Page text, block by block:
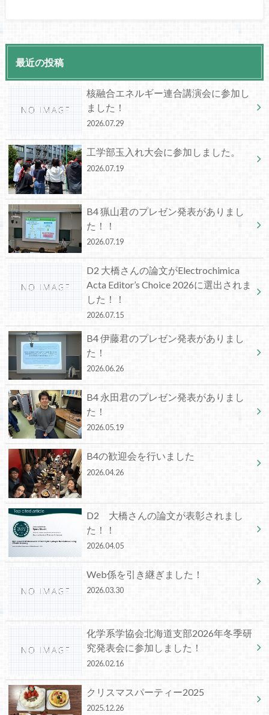
最近の投稿
核融合エネルギー連合講演会に参加し
ました！
2026.07.29
工学部玉入れ大会に参加しました。
2026.07.19
B4 猟山君のプレゼン発表がありまし
た！！
2026.07.19
D2 大橋さんの論文がElectrochimica
Acta Editor’s Choice 2026に選出されま
した！！
2026.07.15
B4 伊藤君のプレゼン発表がありまし
た！
2026.06.26
B4 永田君のプレゼン発表がありまし
た！
2026.05.19
B4の歓迎会を行いました
2026.04.26
D2 大橋さんの論文が表彰されまし
た！！
2026.04.05
Web係を引き継ぎました！
2026.03.30
化学系学協会北海道支部2026年冬季研
究発表会に参加しました！
2026.02.16
クリスマスパーティー2025
2025.12.26